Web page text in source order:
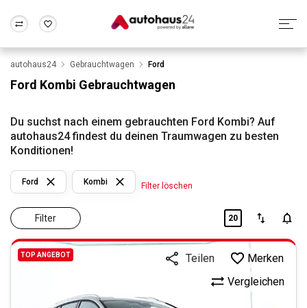
Wir bewerten dein Auto
Alle Fragen & Antworten
Rund um die Inzahlungnahme
Frankfurt Wuppertal
autohaus24 Gebrauchtwagen Ford
Ford Kombi Gebrauchtwagen
Du suchst nach einem gebrauchten Ford Kombi? Auf
autohaus24 findest du deinen Traumwagen zu besten
Konditionen!
Filter
Ford Kombi Filter löschen
20
TOP ANGEBOT
Vergleichen
Teilen Merken